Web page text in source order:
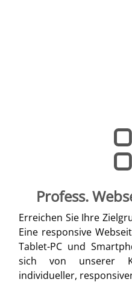
Profess.
Erreichen Sie Ihre
Eine responsive
Tablet-PC und
sich von unserer
individueller,